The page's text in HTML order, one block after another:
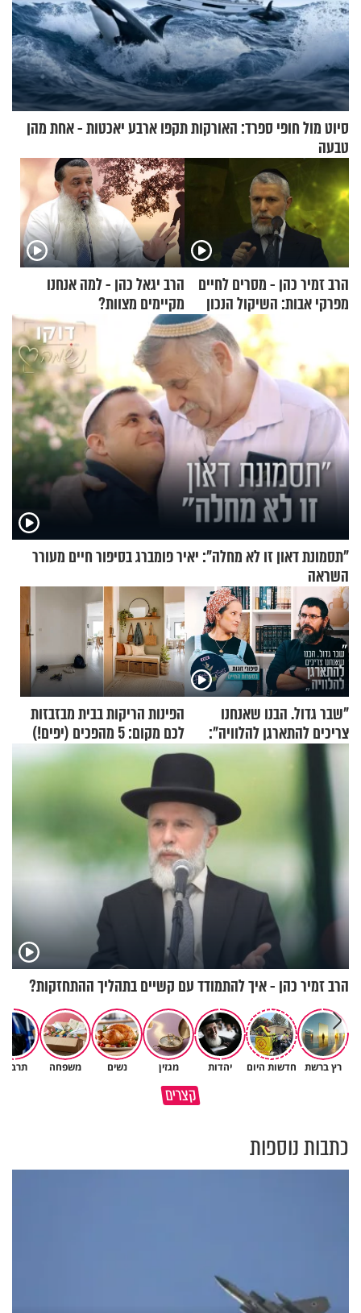
סיוט מול חופי ספרד: האורקות תקפו ארבע יאכטות - אחת מהן
טבעה
הרב זמיר כהן - מסרים לחיים
מפרקי אבות: השיקול הנכון
הרב יגאל כהן - למה אנחנו
מקיימים מצוות?
"תסמונת דאון זו לא מחלה": יאיר פומברג בסיפור חיים מעורר
השראה
"שבר גדול. הבנו שאנחנו
צריכים להתארגן להלוויה":
זוגיות במבחן, הפעם עם מרים
וגד דנינו
הפינות הריקות בבית מבזבזות
לכם מקום: 5 מהפכים (יפים!)
שאפשר לעשות כבר היום
הרב זמיר כהן - איך להתמודד עם קשיים בתהליך ההתחזקות?
רץ ברשת חדשות היום יהדות מגזין נשים משפחה תרבות
קצרים
כרמל יוגב על כריתת היד כשהייתה
האמונה האמיתית בבורא עולם
כתבות נוספות